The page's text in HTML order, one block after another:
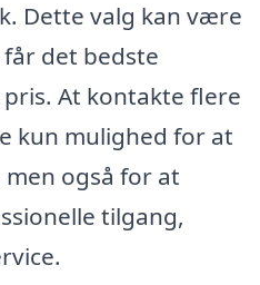
Dette valg kan være
det bedste
At kontakte flere
kun mulighed for at
også for at
tilgang,